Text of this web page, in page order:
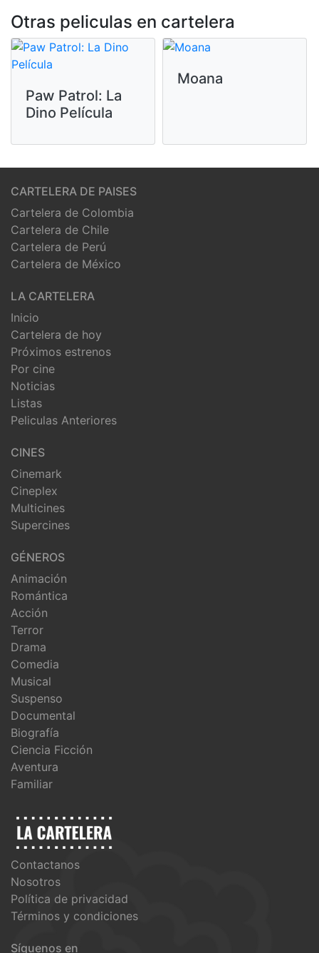
Otras peliculas en cartelera
Paw Patrol: La
Dino Película
Moana
CARTELERA DE PAISES
Cartelera de Colombia
Cartelera de Chile
Cartelera de Perú
Cartelera de México
LA CARTELERA
Inicio
Cartelera de hoy
Próximos estrenos
Por cine
Noticias
Listas
Peliculas Anteriores
CINES
Cinemark
Cineplex
Multicines
Supercines
GÉNEROS
Animación
Romántica
Acción
Terror
Drama
Comedia
Musical
Suspenso
Documental
Biografía
Ciencia Ficción
Aventura
Familiar
Contactanos
Nosotros
Política de privacidad
Términos y condiciones
Síguenos en